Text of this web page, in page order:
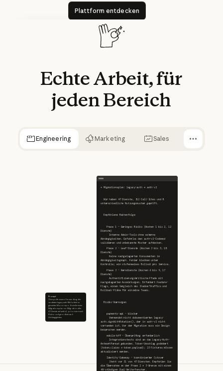
Plattform entdecken
Plattform entdecken
Ergebnisse mit Claude Code
90 %
Weniger Zeit für komplexe
Code-Migrationen
EchteArbeit,für
jedenBereich
Engineering Marketing Sales
Prompt
Überprüfe unsere Verwendung der
veralteten legacy-auth-Bibliothek im
gesamten Monorepo. Erstelle einen
Migrationsplan zur Migration aller
47 Dienste auf auth-v2, priorisiert nach
Risiko und geordnet nach
Abhängigkeiten.
✻ Migrationsplan: legacy-auth → auth-v2
unterschiedliche Nutzungsmuster geprüft.
  Empfohlene Reihenfolge
Dienste)
      Interne Admin-Tools ohne externe
Abhängigkeiten. Gefahrlos den auth-v2-Codemod
validieren und unbekannte Muster aufdecken.
Dienste)
Abhängigkeitsgraph. Fehler bleiben unter
Kontrolle; ein stufenweises Rollout pro Service.
Dienste)
      Authentifizierungskritische Pfade mit
nachgelagerten Auswirkungen. Erfordert Feature-
Flags, einen Vergleich des Shadow-Traffics und
Rollback-Pläne für einzelne Teams.
  Risiko-Warnungen
    payments-api – blocker
      Verwendet nicht dokumentierten legacy-
auth.signWithRotation(), der in auth-v2 nicht
vorhanden ist. Vor der Migration muss ein Design
besprochen werden.
    mobile-bff – Überprüfung erforderlich
      Integrationstests sind an das Legacy-Auth-
Antwortformat gebunden. Token-Umschlag geändert
(token.claims → token.payload); 23 Fixtures müssen
aktualisiert werden.
    Identity-Gateway – koordinierter Cutover
die Übernahme an der Phase 2 → 3-Grenze mit einem
48-stündigen Dual-Write-Fenster.